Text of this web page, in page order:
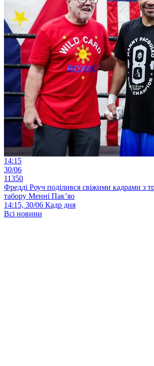
14:15
30/06
11350
Фредді Роуч поділився свіжими кадрами з
табору Менні Пак’яо
14:15, 30/06 Кадр дня
Всі новини